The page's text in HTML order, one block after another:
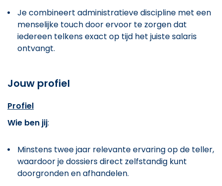
Je combineert administratieve discipline met een
menselijke touch door ervoor te zorgen dat
iedereen telkens exact op tijd het juiste salaris
ontvangt.
Jouw profiel
Profiel
Wie ben jij:
Minstens twee jaar relevante ervaring op de teller,
waardoor je dossiers direct zelfstandig kunt
doorgronden en afhandelen.